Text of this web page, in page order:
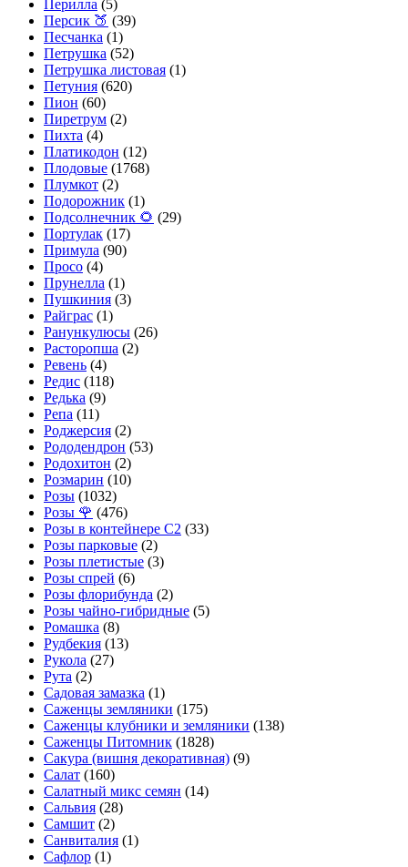
Перилла (5)
Персик 🍑 (39)
Песчанка (1)
Петрушка (52)
Петрушка листовая (1)
Петуния (620)
Пион (60)
Пиретрум (2)
Пихта (4)
Платикодон (12)
Плодовые (1768)
Плумкот (2)
Подорожник (1)
Подсолнечник 🌻 (29)
Портулак (17)
Примула (90)
Просо (4)
Прунелла (1)
Пушкиния (3)
Райграс (1)
Ранункулюсы (26)
Расторопша (2)
Ревень (4)
Редис (118)
Редька (9)
Репа (11)
Роджерсия (2)
Рододендрон (53)
Родохитон (2)
Розмарин (10)
Розы (1032)
Розы 🌹 (476)
Розы в контейнере С2 (33)
Розы парковые (2)
Розы плетистые (3)
Розы спрей (6)
Розы флорибунда (2)
Розы чайно-гибридные (5)
Ромашка (8)
Рудбекия (13)
Рукола (27)
Рута (2)
Садовая замазка (1)
Саженцы земляники (175)
Саженцы клубники и земляники (138)
Саженцы Питомник (1828)
Сакура (вишня декоративная) (9)
Салат (160)
Салатный микс семян (14)
Сальвия (28)
Самшит (2)
Санвиталия (1)
Сафлор (1)